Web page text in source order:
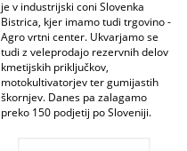
je v industrijski coni Slovenka
Bistrica, kjer imamo tudi trgovino -
Agro vrtni center. Ukvarjamo se
tudi z veleprodajo rezervnih delov
kmetijskih priključkov,
motokultivatorjev ter gumijastih
škornjev. Danes pa zalagamo
preko 150 podjetij po Sloveniji.